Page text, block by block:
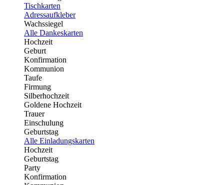
Tischkarten
Adressaufkleber
Wachssiegel
Alle Dankeskarten
Hochzeit
Geburt
Konfirmation
Kommunion
Taufe
Firmung
Silberhochzeit
Goldene Hochzeit
Trauer
Einschulung
Geburtstag
Alle Einladungskarten
Hochzeit
Geburtstag
Party
Konfirmation